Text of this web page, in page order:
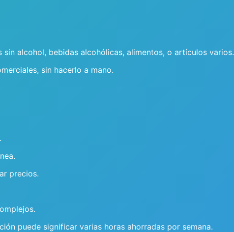
alcohol, bebidas alcohólicas, alimentos, o artículos varios.
sin hacerlo a mano.
precios.
puede significar varias horas ahorradas por semana.